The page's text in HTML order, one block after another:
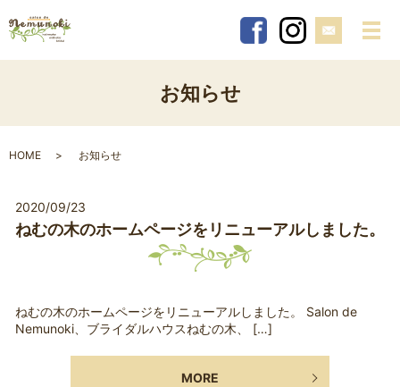
メ
お知らせ
HOME お知らせ
2020/09/23
ねむの木のホームページをリニューアルしました。
ねむの木のホームページをリニューアルしました。 Salon de
Nemunoki、ブライダルハウスねむの木、 […]
MORE